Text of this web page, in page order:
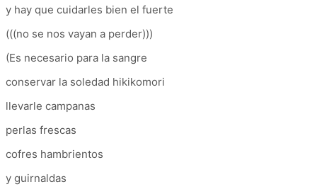
y hay que cuidarles bien el fuerte
(((no se nos vayan a perder)))
(Es necesario para la sangre
conservar la soledad hikikomori
llevarle campanas
perlas frescas
cofres hambrientos
y guirnaldas